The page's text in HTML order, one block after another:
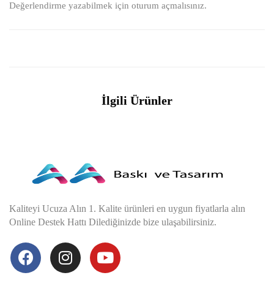
Değerlendirme yazabilmek için oturum açmalısınız.
İlgili Ürünler
Kaliteyi Ucuza Alın 1. Kalite ürünleri en uygun fiyatlarla alın
Online Destek Hattı Dilediğinizde bize ulaşabilirsiniz.